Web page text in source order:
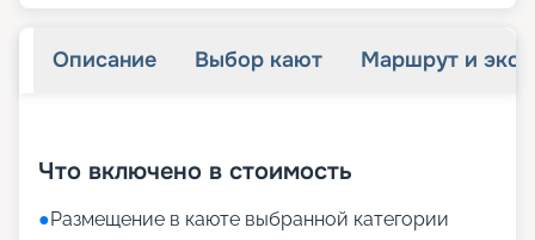
Описание Выбор кают Маршрут и
Что включено в стоимость
●Размещение в каюте выбранной категории